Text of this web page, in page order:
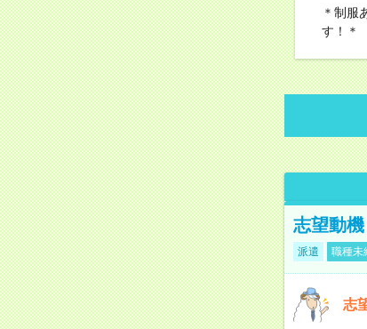
＊制服
す！＊
志望動
派遣 職種未
志